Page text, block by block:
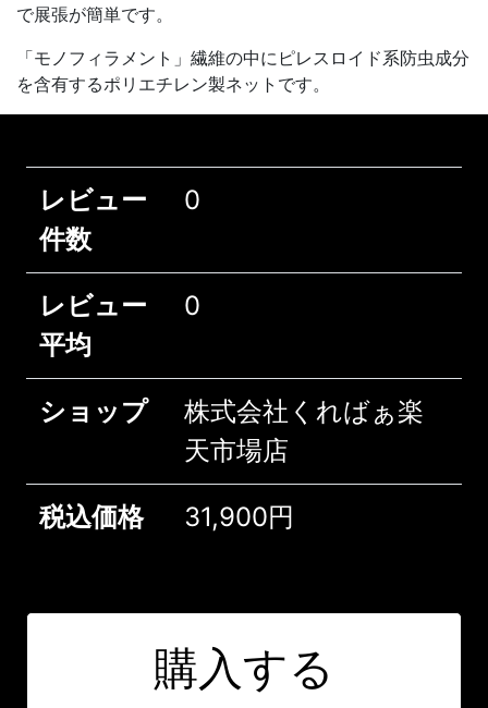
で展張が簡単です。
「モノフィラメント」繊維の中にピレスロイド系防虫成分
を含有するポリエチレン製ネットです。
レビュー
件数
0
レビュー
平均
0
ショップ
株式会社くればぁ楽
天市場店
税込価格 31,900円
購入する